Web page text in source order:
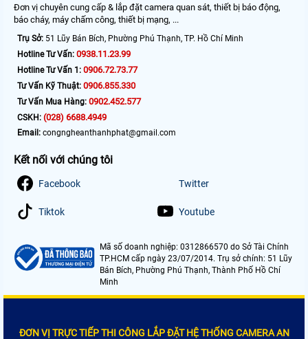
Đơn vị chuyên cung cấp & lắp đặt camera quan sát, thiết bị báo động,
báo cháy, máy chấm công, thiết bị mạng, ...
Trụ Sở: 51 Lũy Bán Bích, Phường Phú Thạnh, TP. Hồ Chí Minh
Hotline Tư Vấn: 0938.11.23.99
Hotline Tư Vấn 1: 0906.72.73.77
Tư Vấn Kỹ Thuật: 0906.855.330
Tư Vấn Mua Hàng: 0902.452.577
CSKH: (028) 6688.4949
Email: congngheanthanhphat@gmail.com
Kết nối với chúng tôi
Facebook Twitter
Tiktok Youtube
Mã số doanh nghiệp: 0312866570 do Sở Tài Chính
TP.HCM cấp ngày 23/07/2014. Trụ sở chính: 51 Lũy
Bán Bích, Phường Phú Thạnh, Thành Phố Hồ Chí
Minh
ĐƠN VỊ TRỰC TIẾP THI CÔNG LẮP ĐẶT HỆ THỐNG CAMERA AN